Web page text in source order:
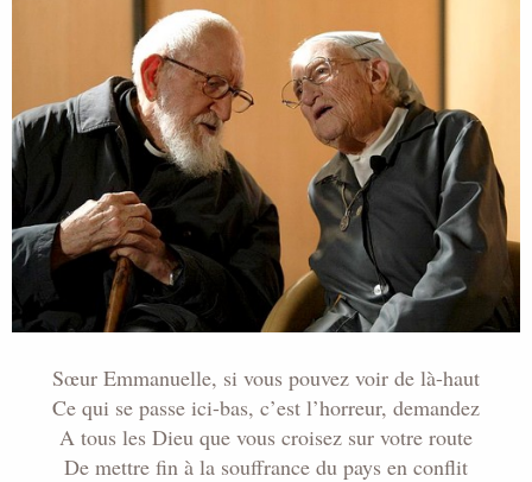
c
o
n
Sœur Emmanuelle, si vous pouvez voir de là-haut
Ce qui se passe ici-bas, c’est l’horreur, demandez
A tous les Dieu que vous croisez sur votre route
De mettre fin à la souffrance du pays en conflit